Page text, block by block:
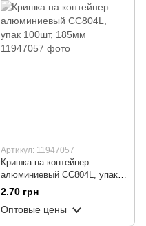
Артикул: 11947057
Кришка на контейнер
алюминиевый СС804L, упак
100шт, 185мм
2.70 грн
Оптовые цены